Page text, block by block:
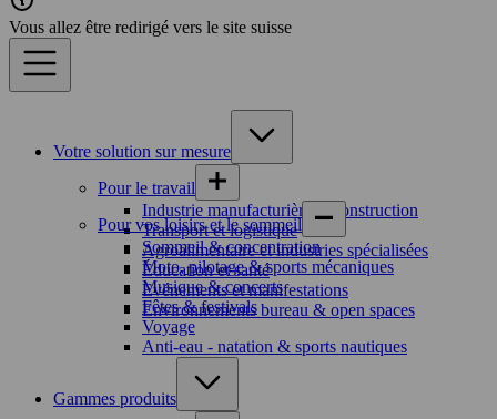
Vous allez être redirigé vers le site suisse
Votre solution sur mesure
Pour le travail
Industrie manufacturière et construction
Transport et logistique
Agroalimentaire et industries spécialisées
Éducation et santé
Evénements et manifestations
Environnements bureau & open spaces
Pour vos loisirs et le sommeil
Sommeil & concentration
Moto, pilotage & sports mécaniques
Musique & concerts
Fêtes & festivals
Voyage
Anti-eau - natation & sports nautiques
Gammes produits